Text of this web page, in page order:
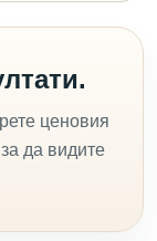
ценовия
да видите